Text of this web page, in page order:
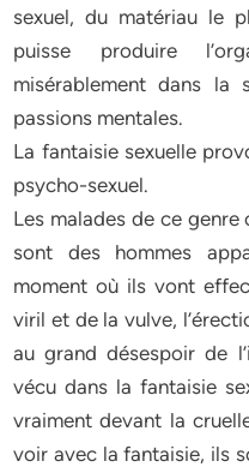
sexuel, du matériau le
puisse produire
misérablement dans la
passions mentales.
La fantaisie sexuelle
psycho-sexuel.
Les malades de ce
sont des hommes
moment où ils vont
viril et de la vulve,
au grand désespoir de
vécu dans la fantaisie
vraiment devant la
voir avec la fantaisie, ils